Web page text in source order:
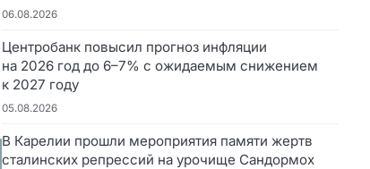
06.08.2026
Центробанк повысил прогноз инфляции
на 2026 год до 6–7% с ожидаемым снижением
к 2027 году
05.08.2026
В Карелии прошли мероприятия памяти жертв
сталинских репрессий на урочище Сандормох